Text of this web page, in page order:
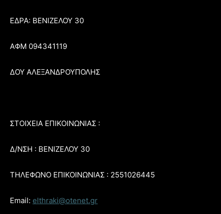
ΕΔΡΑ: ΒΕΝΙΖΕΛΟΥ 30
ΑΦΜ 094341119
ΔΟΥ ΑΛΕΞΑΝΔΡΟΥΠΟΛΗΣ
ΣΤΟΙΧΕΙΑ ΕΠΙΚΟΙΝΩΝΙΑΣ :
Δ/ΝΣΗ : ΒΕΝΙΖΕΛΟΥ 30
ΤΗΛΕΦΩΝΟ ΕΠΙΚΟΙΝΩΝΙΑΣ : 2551026445
Email: elthraki@otenet.gr